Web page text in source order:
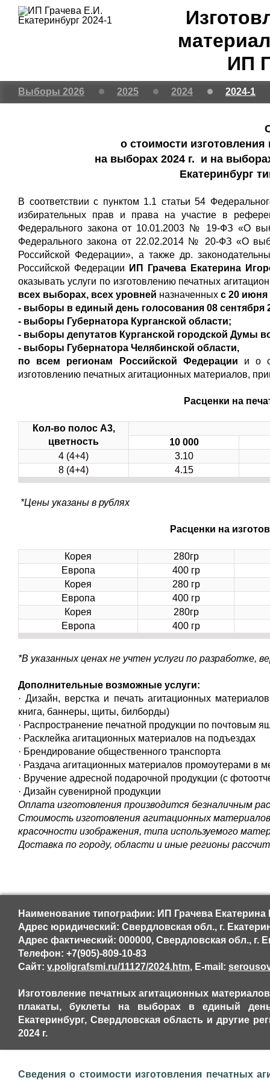
ИП
Выборы 2026 2025 2024 2024-1
о стоимости
на выборах 2024 г. и на
Екатеринбург
В соответствии с пунктом 1.1 статьи 54
избирательных прав и права на участие в
Федерального закона от 10.01.2003 № 19-ФЗ «О
Федерального закона от 22.02.2014 № 20-ФЗ «О
Российской Федерации», а также др.
Российской Федерации
ИП Грачева Екатерина
оказывать услуги по изготовлению печатных
всех выборах, всех уровней назначенных с 20 июня
- выборы в единый день голосования 08 сентября
- выборы Губернатора Курганской области;
- выборы депутатов Курганской городской Думы
- выборы Губернатора Челябинской области,
по всем регионам Российской Федерации и о
изготовлению печатных агитационных материалов,
Расценки на
Кол-во полос А3,
цветность
10 000
4 (4+4)
3.10
8 (4+4)
4.15
*Цены указаны в рублях
Расценки на
Корея
280гр
Европа
400 гр
Корея
280 гр
Европа
400 гр
Корея
280гр
Европа
400 гр
*В указанных ценах не учтен услуги по разработке,
Дополнительные возможные услуги:
· Дизайн, верстка и печать агитационных
книга, баннеры, щиты, билборды)
· Распространение печатной продукции по почтовым
· Расклейка агитационных материалов на подъездах
· Брендирование общественного транспорта
· Раздача агитационных материалов промоутерами в
· Вручение адресной подарочной продукции (с
· Дизайн сувенирной продукции
Оплата изготовления производится безналичным
Стоимость изготовления агитационных
красочности изображения, типа используемого
Доставка по городу, области и иные регионы
Наименование типографии: ИП Грачева Екатерина
Адрес юридический: Свердловская обл., г.
Адрес фактический: 000000, Свердловская обл., г.
Телефон: +7(905)-809-10-83
Сайт: v.poligrafsmi.ru/11127/2024.htm, E-mail:
Изготовление печатных агитационных
плакаты, буклеты на выборах в единый день
Екатеринбург, Свердловская область и другие
2024 г.
Сведения о стоимости изготовления печатных